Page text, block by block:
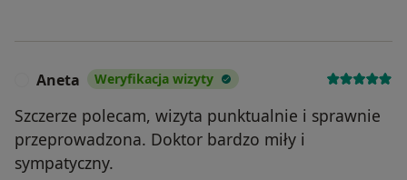
Aneta Weryfikacja wizyty
Szczerze polecam, wizyta punktualnie i sprawnie
przeprowadzona. Doktor bardzo miły i
sympatyczny.